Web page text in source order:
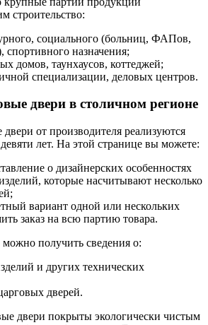
строительство:
социального (больниц, ФАПов,
спортивного назначения;
домов, таунхаусов, коттеджей;
специализации, деловых центров.
двери в столичном регионе
от производителя реализуются
лет. На этой странице вы можете:
о дизайнерских особенностях
которые насчитывают несколько
вариант одной или нескольких
заказ на всю партию товара.
можно получить сведения о:
и других технических
дверей.
двери покрыты экологически чистым